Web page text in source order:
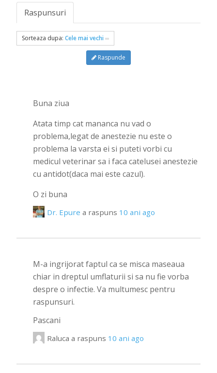
Raspunsuri
Sorteaza dupa: Cele mai vechi
Raspunde
Buna ziua
Atata timp cat mananca nu vad o
problema,legat de anestezie nu este o
problema la varsta ei si puteti vorbi cu
medicul veterinar sa i faca catelusei anestezie
cu antidot(daca mai este cazul).
O zi buna
Dr. Epure a raspuns 10 ani ago
M-a ingrijorat faptul ca se misca maseaua
chiar in dreptul umflaturii si sa nu fie vorba
despre o infectie. Va multumesc pentru
raspunsuri.
Pascani
Raluca a raspuns 10 ani ago